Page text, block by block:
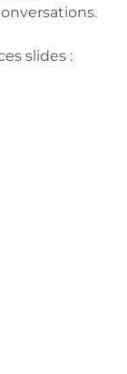
slides :